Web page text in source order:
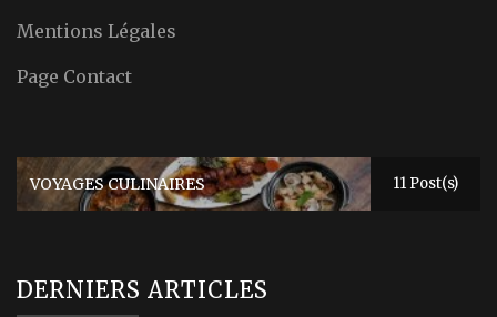
Mentions Légales
Page Contact
VOYAGES CULINAIRES 11 Post(s)
DERNIERS ARTICLES